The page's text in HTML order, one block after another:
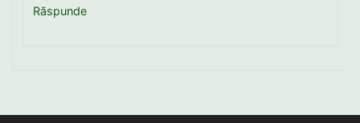
Răspunde